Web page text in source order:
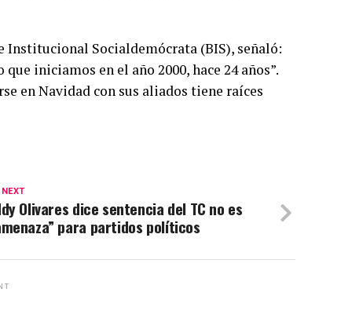
Institucional Socialdemócrata (BIS), señaló:
iniciamos en el año 2000, hace 24 años”.
en Navidad con sus aliados tiene raíces
Olivares dice sentencia del TC no es
para partidos políticos